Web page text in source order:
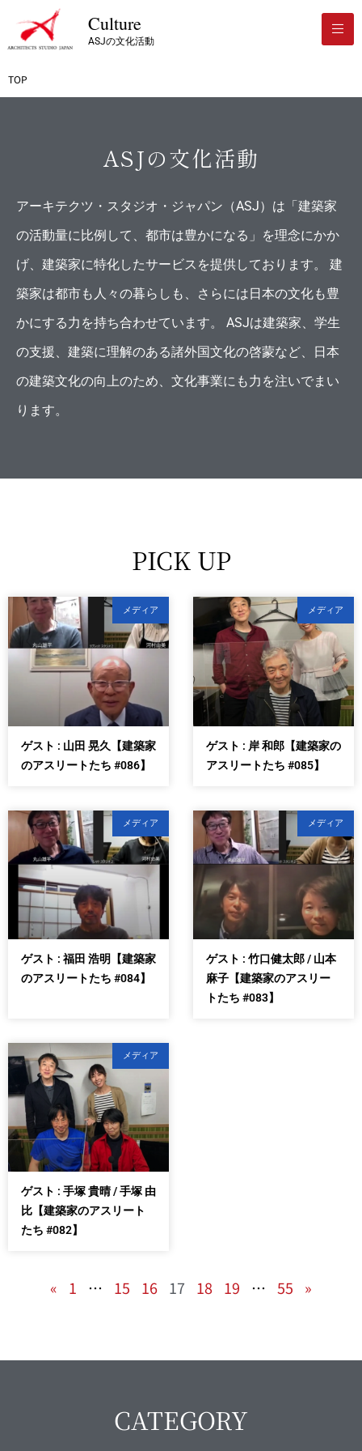
Culture
ASJの文化活動
TOP
ASJの文化活動
アーキテクツ・スタジオ・ジャパン（ASJ）は「建築家
の活動量に比例して、都市は豊かになる」を理念にかか
げ、建築家に特化したサービスを提供しております。 建
築家は都市も人々の暮らしも、さらには日本の文化も豊
かにする力を持ち合わせています。 ASJは建築家、学生
の支援、建築に理解のある諸外国文化の啓蒙など、日本
の建築文化の向上のため、文化事業にも力を注いでまい
ります。
PICK UP
メディア
ゲスト : 山田 晃久【建築家
のアスリートたち #086】
メディア
ゲスト : 岸 和郎【建築家の
アスリートたち #085】
メディア
ゲスト : 福田 浩明【建築家
のアスリートたち #084】
メディア
ゲスト : 竹口健太郎 / 山本
麻子【建築家のアスリー
トたち #083】
メディア
ゲスト : 手塚 貴晴 / 手塚 由
比【建築家のアスリート
たち #082】
« 1 … 15 16 17 18 19 … 55 »
CATEGORY